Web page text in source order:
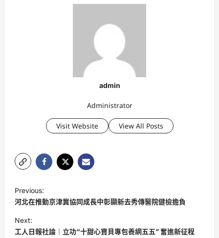
admin
Administrator
Visit Website View All Posts
o
s
t
Previous:
河北在推動京津冀協同成長中彰顯新去秀傳醫院健檢擔負
Next:
工人日報社論｜立功“十甜心寶貝專包養網五五” 奮進新征程